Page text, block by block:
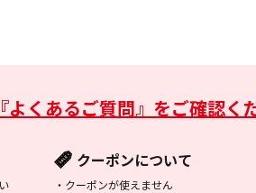
『よくあるご質問』をご確認く
クーポンについて
・ クーポンが使えません